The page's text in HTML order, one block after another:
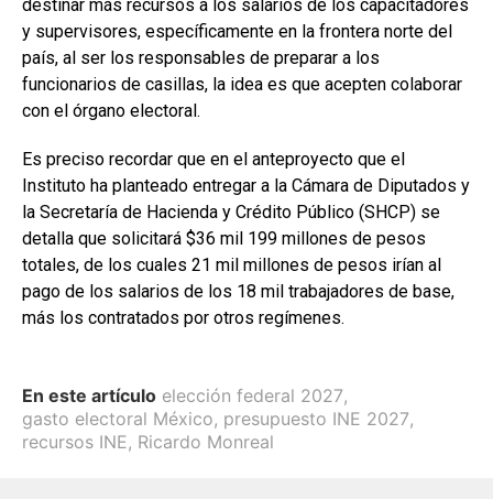
destinar más recursos a los salarios de los capacitadores
y supervisores, específicamente en la frontera norte del
país, al ser los responsables de preparar a los
funcionarios de casillas, la idea es que acepten colaborar
con el órgano electoral.
Es preciso recordar que en el anteproyecto que el
Instituto ha planteado entregar a la Cámara de Diputados y
la Secretaría de Hacienda y Crédito Público (SHCP) se
detalla que solicitará $36 mil 199 millones de pesos
totales, de los cuales 21 mil millones de pesos irían al
pago de los salarios de los 18 mil trabajadores de base,
más los contratados por otros regímenes.
En este artículo elección federal 2027,
gasto electoral México, presupuesto INE 2027,
recursos INE, Ricardo Monreal